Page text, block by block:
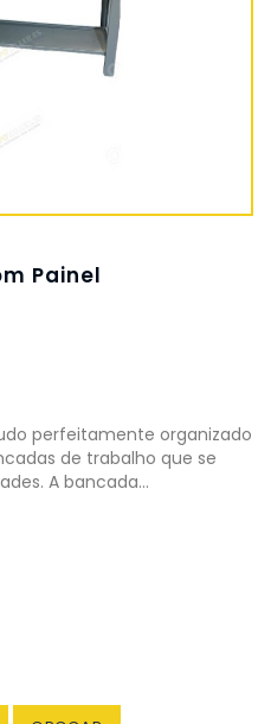
Painel
perfeitamente organizado
de trabalho que se
A bancada…